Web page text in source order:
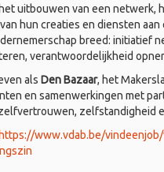
uitbouwen van een netwerk,
hun creaties en diensten
breed: initiatief
verantwoordelijkheid
als Den Bazaar, het
en samenwerkingen met
zelfstandigheid
https://www.vdab.be/